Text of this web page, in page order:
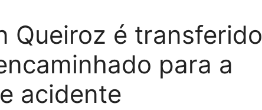
Queiroz é transferido
para a
acidente